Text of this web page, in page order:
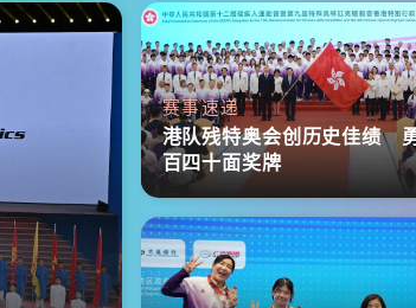
赛事速递
港队残特奥会创历史佳绩
百四十面奖牌